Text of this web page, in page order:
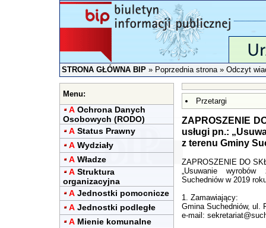
STRONA GŁÓWNA BIP»Poprzednia strona» Odczyt
Menu:
A Ochrona Danych
Osobowych (RODO)
A Status Prawny
A Wydziały
A Władze
A Struktura
organizacyjna
A Jednostki pomocnicze
A Jednostki podległe
A Mienie komunalne
Przetargi
ZAPROSZENIE
usługi pn.:
z terenu Gminy
ZAPROSZENIE DO
„Usuwanie
Suchedniów w 2019
1. Zamawiający:
Gmina Suchedniów, ul.
e-mail: